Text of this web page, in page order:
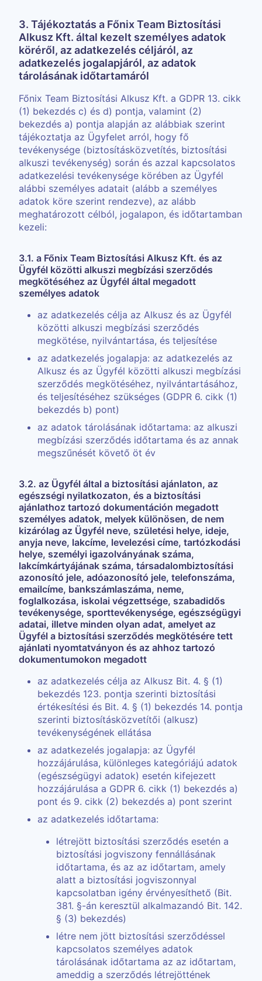
3. Tájékoztatás a Főnix Team Biztosítási
Alkusz Kft. által kezelt személyes adatok
köréről, az adatkezelés céljáról, az
adatkezelés jogalapjáról, az adatok
tárolásának időtartamáról
Főnix Team Biztosítási Alkusz Kft. a GDPR 13. cikk
(1) bekezdés c) és d) pontja, valamint (2)
bekezdés a) pontja alapján az alábbiak szerint
tájékoztatja az Ügyfelet arról, hogy fő
tevékenysége (biztosításközvetítés, biztosítási
alkuszi tevékenység) során és azzal kapcsolatos
adatkezelési tevékenysége körében az Ügyfél
alábbi személyes adatait (alább a személyes
adatok köre szerint rendezve), az alább
meghatározott célból, jogalapon, és időtartamban
kezeli:
3.1. a Főnix Team Biztosítási Alkusz Kft. és az
Ügyfél közötti alkuszi megbízási szerződés
megkötéséhez az Ügyfél által megadott
személyes adatok
az adatkezelés célja az Alkusz és az Ügyfél
közötti alkuszi megbízási szerződés
megkötése, nyilvántartása, és teljesítése
az adatkezelés jogalapja: az adatkezelés az
Alkusz és az Ügyfél közötti alkuszi megbízási
szerződés megkötéséhez, nyilvántartásához,
és teljesítéséhez szükséges (GDPR 6. cikk (1)
bekezdés b) pont)
az adatok tárolásának időtartama: az alkuszi
megbízási szerződés időtartama és az annak
megszűnését követő öt év
3.2. az Ügyfél által a biztosítási ajánlaton, az
egészségi nyilatkozaton, és a biztosítási
ajánlathoz tartozó dokumentáción megadott
személyes adatok, melyek különösen, de nem
kizárólag az Ügyfél neve, születési helye, ideje,
anyja neve, lakcíme, levelezési címe, tartózkodási
helye, személyi igazolványának száma,
lakcímkártyájának száma, társadalombiztosítási
azonosító jele, adóazonosító jele, telefonszáma,
emailcíme, bankszámlaszáma, neme,
foglalkozása, iskolai végzettsége, szabadidős
tevékenysége, sporttevékenysége, egészségügyi
adatai, illetve minden olyan adat, amelyet az
Ügyfél a biztosítási szerződés megkötésére tett
ajánlati nyomtatványon és az ahhoz tartozó
dokumentumokon megadott
az adatkezelés célja az Alkusz Bit. 4. § (1)
bekezdés 123. pontja szerinti biztosítási
értékesítési és Bit. 4. § (1) bekezdés 14. pontja
szerinti biztosításközvetítői (alkusz)
tevékenységének ellátása
az adatkezelés jogalapja: az Ügyfél
hozzájárulása, különleges kategóriájú adatok
(egészségügyi adatok) esetén kifejezett
hozzájárulása a GDPR 6. cikk (1) bekezdés a)
pont és 9. cikk (2) bekezdés a) pont szerint
az adatkezelés időtartama:
létrejött biztosítási szerződés esetén a
biztosítási jogviszony fennállásának
időtartama, és az az időtartam, amely
alatt a biztosítási jogviszonnyal
kapcsolatban igény érvényesíthető (Bit.
381. §-án keresztül alkalmazandó Bit. 142.
§ (3) bekezdés)
létre nem jött biztosítási szerződéssel
kapcsolatos személyes adatok
tárolásának időtartama az az időtartam,
ameddig a szerződés létrejöttének